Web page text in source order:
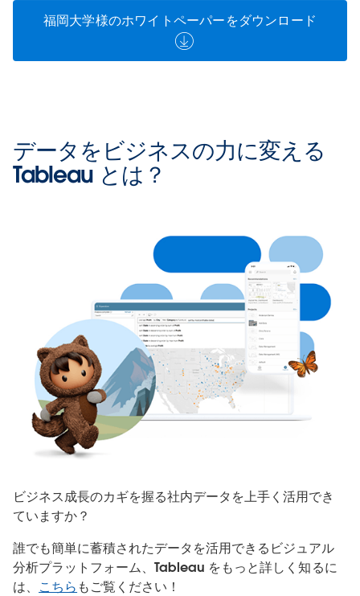
福岡大学様のホワイトペーパーをダウンロード
データをビジネスの力に変える
Tableau とは？
ビジネス成長のカギを握る社内データを上手く活用でき
ていますか？
誰でも簡単に蓄積されたデータを活用できるビジュアル
分析プラットフォーム、Tableau をもっと詳しく知るに
は、 こちら もご覧ください！